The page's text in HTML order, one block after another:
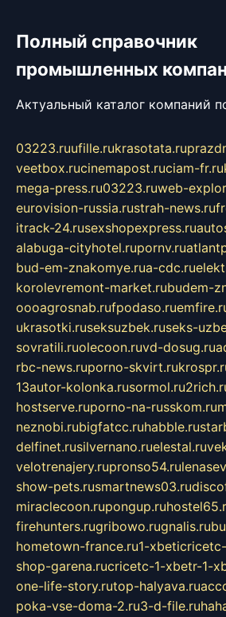
Полный справочник
промышленных
Актуальный каталог компаний
03223.ruufille.rukrasotata.ru
veetbox.rucinemapost.ruciam-fr.ru
mega-press.ru03223.ruweb-
eurovision-russia.rustrah-news.ru
itrack-24.rusexshopexpress.ru
alabuga-cityhotel.rupornv.ru
bud-em-znakomye.rua-cdc.ru
korolevremont-market.rubudem-
oooagrosnab.rufpodaso.ru
ukrasotki.ruseksuzbek.ruseks-
sovratili.ruolecoon.ruvd-dosug.ru
rbc-news.ruporno-skvirt.ru
13autor-kolonka.rusormol.ru
hostserve.ruporno-na-russkom.ru
neznobi.rubigfatcc.ruhabble.ru
delfinet.rusilvernano.ruelestal.ru
velotrenajery.rupronso54.ru
show-pets.rusmartnews03.ru
miraclecoon.rupongup.ru
firehunters.rugribowo.rugnalis.ru
hometown-france.ru1-
shop-garena.rucricetc-1-xbetr-1-
one-life-story.rutop-halyava.ru
poka-vse-doma-2.ru3-d-file.ru